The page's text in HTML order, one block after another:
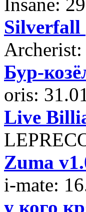
Silverfall
Бур-
oris:
Live
Zuma
i-mate:
у кого